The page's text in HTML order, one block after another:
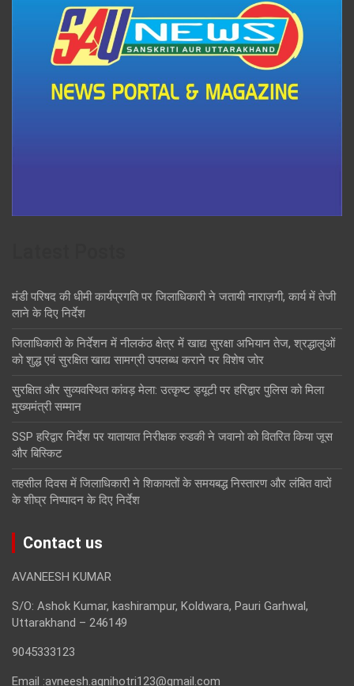
मंडी परिषद की धीमी कार्यप्रगति पर जिलाधिकारी ने जतायी नाराज़गी, कार्य में तेजी
लाने के दिए निर्देश
जिलाधिकारी के निर्देशन में नीलकंठ क्षेत्र में खाद्य सुरक्षा अभियान तेज, श्रद्धालुओं
को शुद्ध एवं सुरक्षित खाद्य सामग्री उपलब्ध कराने पर विशेष जोर
सुरक्षित और सुव्यवस्थित कांवड़ मेला: उत्कृष्ट ड्यूटी पर हरिद्वार पुलिस को मिला
मुख्यमंत्री सम्मान
SSP हरिद्वार निर्देश पर यातायात निरीक्षक रुडकी ने जवानो को वितरित किया जूस
और बिस्किट
तहसील दिवस में जिलाधिकारी ने शिकायतों के समयबद्ध निस्तारण और लंबित वादों
के शीघ्र निष्पादन के दिए निर्देश
Contact us
AVANEESH KUMAR
S/O: Ashok Kumar, kashirampur, Koldwara, Pauri Garhwal,
Uttarakhand – 246149
9045333123
Email :avneesh.agnihotri123@gmail.com